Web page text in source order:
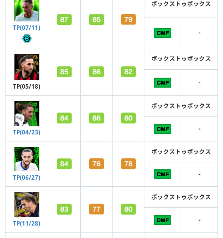
TP(07/11)
ボックストゥボックス
-
TP(05/18)
ボックストゥボックス
-
TP(04/23)
ボックストゥボックス
-
TP(06/27)
ボックストゥボックス
-
TP(11/28)
ボックストゥボックス
-